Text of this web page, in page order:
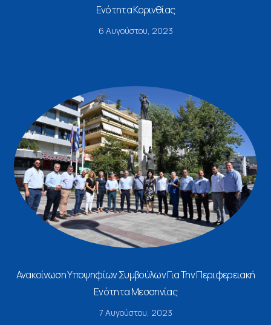
Ενότητα Κορινθίας
6 Αυγούστου, 2023
Ανακοίνωση Υποψηφίων Συμβούλων Για Την Περιφερειακή
Ενότητα Μεσσηνίας
7 Αυγούστου, 2023